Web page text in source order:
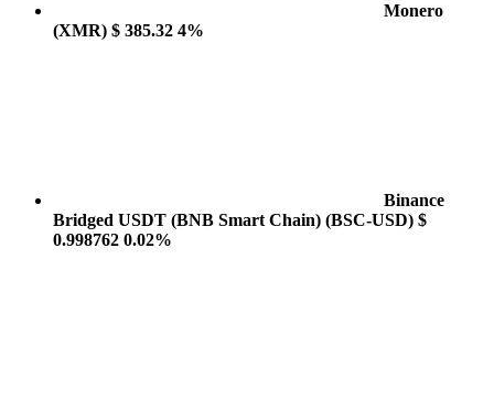
Monero
(XMR) $ 385.32 4%
Binance
Bridged USDT (BNB Smart Chain) (BSC-USD) $
0.998762 0.02%